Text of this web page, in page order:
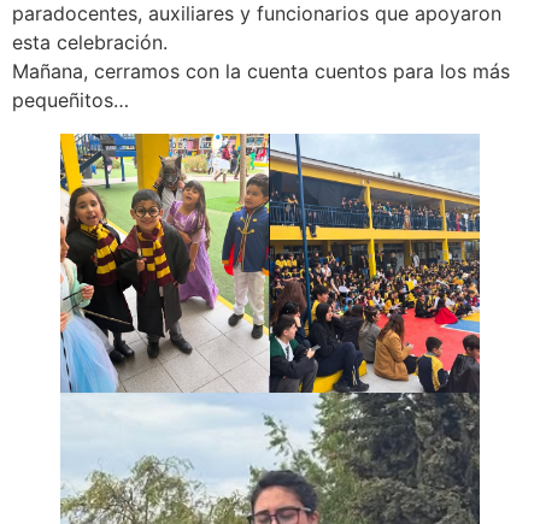
paradocentes, auxiliares y funcionarios que apoyaron
esta celebración.
Mañana, cerramos con la cuenta cuentos para los más
pequeñitos…